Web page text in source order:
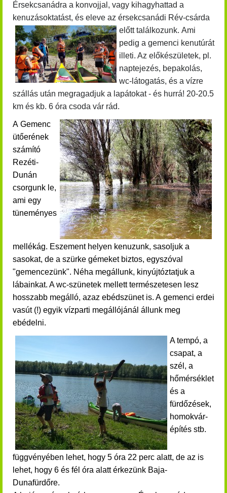
Érsekcsanádra a konvojjal, vagy kihagyhattad a
kenuzásoktatást, és eleve az érsekcsanádi Rév-csárda
előtt találkozunk. Ami
pedig a gemenci kenutúrát
illeti. Az előkészületek, pl.
naptejezés, bepakolás,
wc-látogatás, és a vízre
szállás után megragadjuk a lapátokat - és hurrá! 20-20.5
km és kb. 6 óra csoda vár rád.
A Gemenc
ütőerének
számító
Rezéti-
Dunán
csorgunk le,
ami egy
tüneményes
mellékág. Eszement helyen kenuzunk, sasoljuk a
sasokat, de a szürke gémeket biztos, egyszóval
"gemencezünk". Néha megállunk, kinyújtóztatjuk a
lábainkat. A wc-szünetek mellett természetesen lesz
hosszabb megálló, azaz ebédszünet is. A gemenci erdei
vasút (!) egyik vízparti megállójánál állunk meg
ebédelni.
A tempó, a
csapat, a
szél, a
hőmérséklet
és a
fürdőzések,
homokvár-
építés stb.
függvényében lehet, hogy 5 óra 22 perc alatt, de az is
lehet, hogy 6 és fél óra alatt érkezünk Baja-
Dunafürdőre.